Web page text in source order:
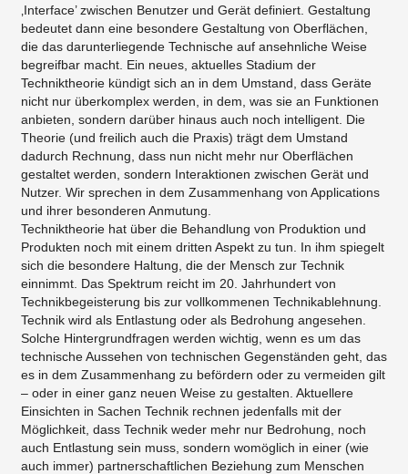
‚Interface’ zwischen Benutzer und Gerät definiert. Gestaltung
bedeutet dann eine besondere Gestaltung von Oberflächen,
die das darunterliegende Technische auf ansehnliche Weise
begreifbar macht. Ein neues, aktuelles Stadium der
Techniktheorie kündigt sich an in dem Umstand, dass Geräte
nicht nur überkomplex werden, in dem, was sie an Funktionen
anbieten, sondern darüber hinaus auch noch intelligent. Die
Theorie (und freilich auch die Praxis) trägt dem Umstand
dadurch Rechnung, dass nun nicht mehr nur Oberflächen
gestaltet werden, sondern Interaktionen zwischen Gerät und
Nutzer. Wir sprechen in dem Zusammenhang von Applications
und ihrer besonderen Anmutung.
Techniktheorie hat über die Behandlung von Produktion und
Produkten noch mit einem dritten Aspekt zu tun. In ihm spiegelt
sich die besondere Haltung, die der Mensch zur Technik
einnimmt. Das Spektrum reicht im 20. Jahrhundert von
Technikbegeisterung bis zur vollkommenen Technikablehnung.
Technik wird als Entlastung oder als Bedrohung angesehen.
Solche Hintergrundfragen werden wichtig, wenn es um das
technische Aussehen von technischen Gegenständen geht, das
es in dem Zusammenhang zu befördern oder zu vermeiden gilt
– oder in einer ganz neuen Weise zu gestalten. Aktuellere
Einsichten in Sachen Technik rechnen jedenfalls mit der
Möglichkeit, dass Technik weder mehr nur Bedrohung, noch
auch Entlastung sein muss, sondern womöglich in einer (wie
auch immer) partnerschaftlichen Beziehung zum Menschen